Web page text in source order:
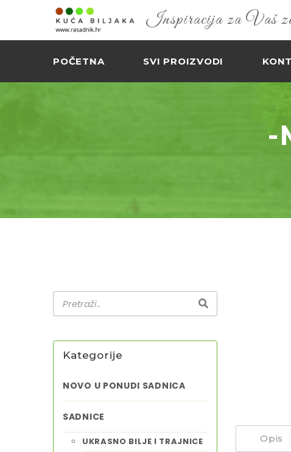
Inspiracija za Vaš
POČETNA SVI PROIZVODI
-
Kategorije
NOVO U PONUDI SADNICA
SADNICE
UKRASNO BILJE I TRAJNICE
Opis